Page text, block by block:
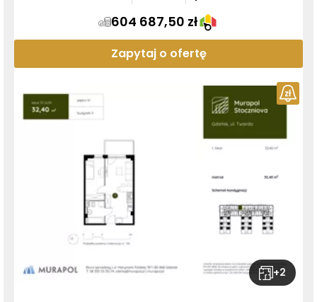
604 687,50 zł
Zapytaj o ofertę
+2